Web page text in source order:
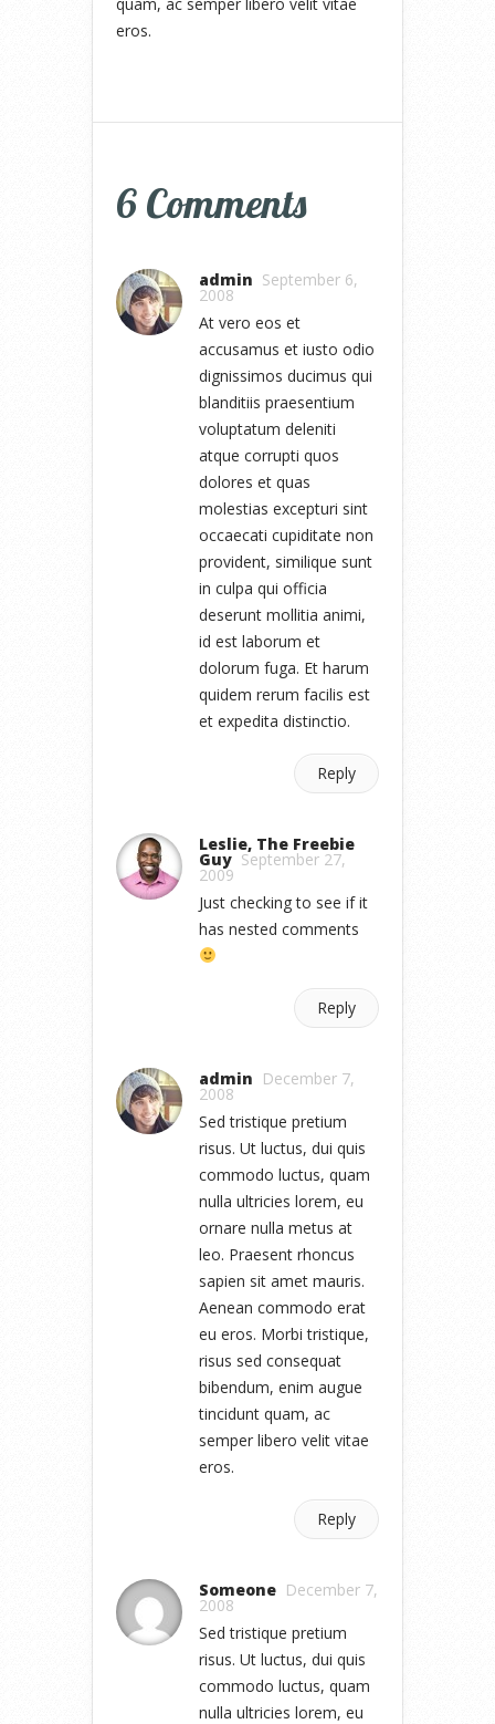
eros.
6 Comments
admin September 6,
2008
At vero eos et
accusamus et iusto odio
dignissimos ducimus qui
blanditiis praesentium
voluptatum deleniti
atque corrupti quos
dolores et quas
molestias excepturi sint
occaecati cupiditate non
provident, similique sunt
in culpa qui officia
deserunt mollitia animi,
id est laborum et
dolorum fuga. Et harum
quidem rerum facilis est
et expedita distinctio.
Reply
Leslie, The Freebie
Guy September 27,
2009
Just checking to see if it
has nested comments
Reply
admin December 7,
2008
Sed tristique pretium
risus. Ut luctus, dui quis
commodo luctus, quam
nulla ultricies lorem, eu
ornare nulla metus at
leo. Praesent rhoncus
sapien sit amet mauris.
Aenean commodo erat
eu eros. Morbi tristique,
risus sed consequat
bibendum, enim augue
tincidunt quam, ac
semper libero velit vitae
eros.
Reply
Someone December 7,
2008
Sed tristique pretium
risus. Ut luctus, dui quis
commodo luctus, quam
nulla ultricies lorem, eu